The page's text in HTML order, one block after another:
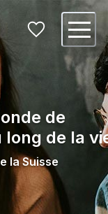
de
de la
la Suisse